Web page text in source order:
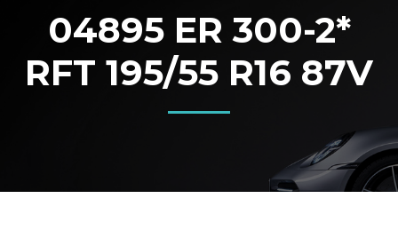
04895 ER 300-2*
RFT 195/55 R16 87V